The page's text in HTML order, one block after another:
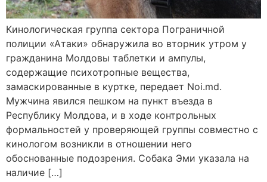
Кинологическая группа сектора Пограничной
полиции «Атаки» обнаружила во вторник утром у
гражданина Молдовы таблетки и ампулы,
содержащие психотропные вещества,
замаскированные в куртке, передает Noi.md.
Мужчина явился пешком на пункт въезда в
Республику Молдова, и в ходе контрольных
формальностей у проверяющей группы совместно с
кинологом возникли в отношении него
обоснованные подозрения. Собака Эми указала на
наличие […]